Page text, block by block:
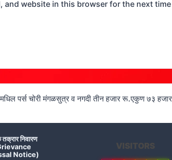
and website in this browser for the next
पर्स चोरी मंगळसुत्र व नगदी तीन हजार रू.एकुण ७३ हजार
निवारण
Notice)
VISITORS